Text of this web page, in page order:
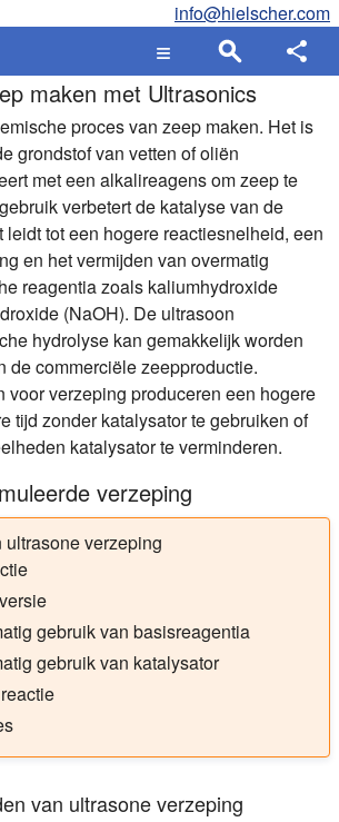
info@hielscher.com
maken met Ultrasonics
proces van zeep maken. Het is
grondstof van vetten of oliën
met een alkalireagens om zeep te
verbetert de katalyse van de
leidt tot een hogere reactiesnelheid, een
en het vermijden van overmatig
reagentia zoals kaliumhydroxide
(NaOH). De ultrasoon
hydrolyse kan gemakkelijk worden
de commerciële zeepproductie.
voor verzeping produceren een hogere
tijd zonder katalysator te gebruiken of
katalysator te verminderen.
verzeping
verzeping
gebruik van basisreagentia
gebruik van katalysator
van ultrasone verzeping